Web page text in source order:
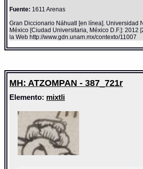
Fuente: 1611 Arenas
Gran Diccionario Náhuatl [en línea]. Universidad
México [Ciudad Universitaria, México D.F.]: 2012
la Web http://www.gdn.unam.mx/contexto/11007
MH: ATZOMPAN - 387_721r
Elemento: mixtli